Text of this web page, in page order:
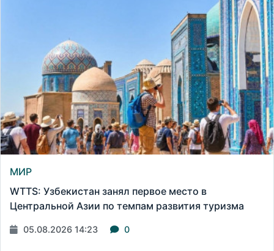
МИР
WTTS: Узбекистан занял первое место в
Центральной Азии по темпам развития туризма
05.08.2026 14:23 0